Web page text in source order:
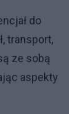
do
transport,
ze sobą
aspekty